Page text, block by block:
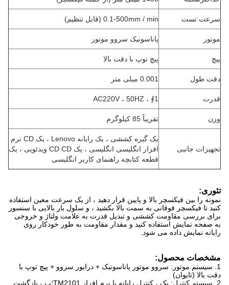
سرعت تست 0.1-500mm / min (قابل تنظیم)
موتور پاناسونیک سروو موتور
پیچ پیچ توپ با دقت بالا
دقت طول 0.001 میلی متر
قدرت 1∮ ، AC220V ، 50HZ
وزن تقریباً 85 کیلوگرم
تجهیزات جانبی
یک گیره کششی ، یک رایانه Lenovo ، یک CD نرم
افزار انگلیسی انگلیسی ، یک CD CD ویدئویی ، یک
قطعه کتابچه راهنمای کاربر انگلیسی
تئوری:
نمونه را بین فیکسچر بالا و پایین قرار دهید ، از یک سرعت معین استفاده
کنید تا فیکسچر فوقانی به سمت بالا بکشید ، و سلول بار بالایی با سنسور
برای بررسی مقاومت کششی و تبدیل قدرت به علامت ولتاژ و خروجی
به صفحه نمایش استفاده کنید و مقدار مقاومت به طور خودکار روی
رایانه نمایش داده می شود.
مشخصات محصول:
1. سیستم موتور: سروو موتور پاناسونیک + درایور سروو + پیچ توپ با
دقت بالا (تایوان)
2. سیستم کنترل: یک ، کنترل رایانه با نرم افزار TM2101؛ب ، بازگشت